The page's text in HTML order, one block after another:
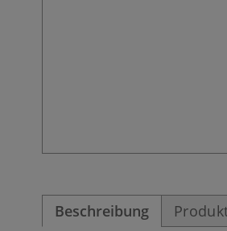
Beschreibung